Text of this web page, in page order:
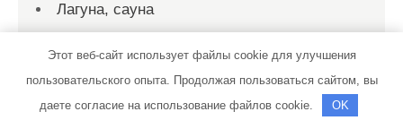
Лагуна, сауна
Ладья, автосервис
Латунские бани, подразделение Бани
ОЦМ
Этот веб-сайт использует файлы cookie для улучшения
пользовательского опыта. Продолжая пользоваться сайтом, вы
даете согласие на использование файлов cookie.
OK